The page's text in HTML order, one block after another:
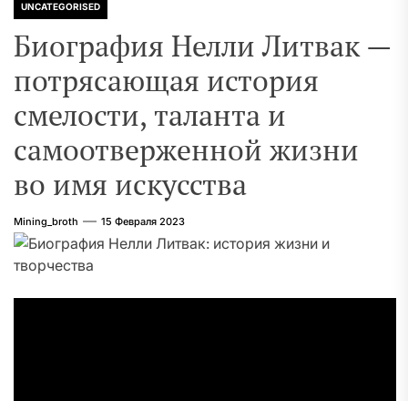
UNCATEGORISED
Биография Нелли Литвак —
потрясающая история
смелости, таланта и
самоотверженной жизни
во имя искусства
Mining_broth 15 Февраля 2023